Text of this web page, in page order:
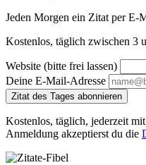
Jeden Morgen ein Zitat per E-
Kostenlos, täglich zwischen 3
Website (bitte frei lassen)
Deine E-Mail-Adresse
Zitat des Tages abonnieren
Kostenlos, täglich, jederzeit
Anmeldung akzeptierst du die